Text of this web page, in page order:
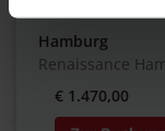
Hamburg
Renaissance
€ 1.470,00